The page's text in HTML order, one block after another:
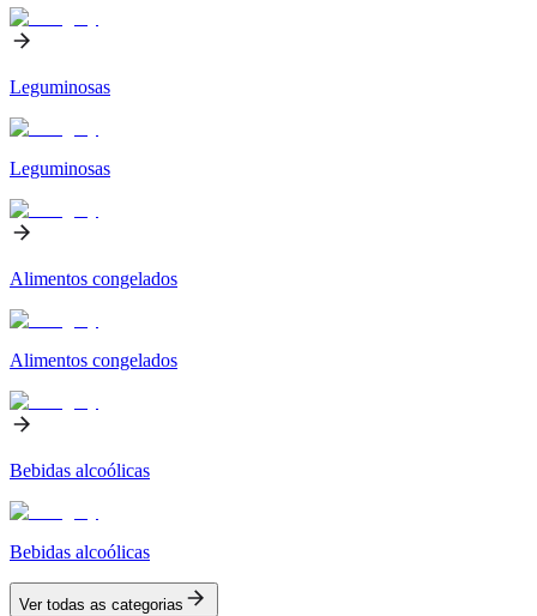
Leguminosas
Leguminosas
Alimentos congelados
Alimentos congelados
Bebidas alcoólicas
Bebidas alcoólicas
Ver todas as categorias